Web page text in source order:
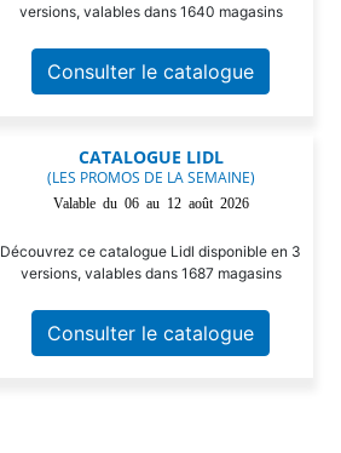
versions, valables dans 1640 magasins
Consulter le catalogue
CATALOGUE LIDL
(LES PROMOS DE LA SEMAINE)
Valable du 06 au 12 août 2026
Découvrez ce catalogue Lidl disponible en 3
versions, valables dans 1687 magasins
Consulter le catalogue